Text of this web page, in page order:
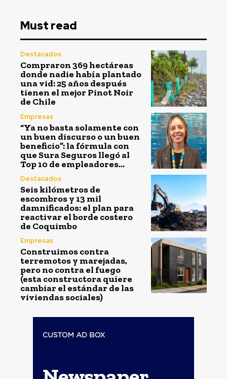
Must read
Destacados
Compraron 369 hectáreas
donde nadie había plantado
una vid: 25 años después
tienen el mejor Pinot Noir
de Chile
Empresas
“Ya no basta solamente con
un buen discurso o un buen
beneficio”: la fórmula con
que Sura Seguros llegó al
Top 10 de empleadores...
Destacados
Seis kilómetros de
escombros y 13 mil
damnificados: el plan para
reactivar el borde costero
de Coquimbo
Empresas
Construimos contra
terremotos y marejadas,
pero no contra el fuego
(esta constructora quiere
cambiar el estándar de las
viviendas sociales)